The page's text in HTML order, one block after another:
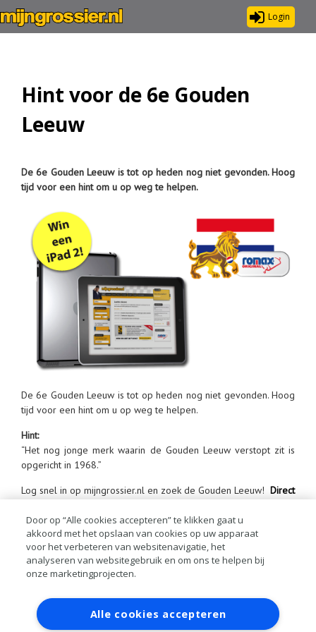
Login
Hint voor de 6e Gouden
Leeuw
De 6e Gouden Leeuw is tot op heden nog niet gevonden. Hoog
tijd voor een hint om u op weg te helpen.
De 6e Gouden Leeuw is tot op heden nog niet gevonden. Hoog
tijd voor een hint om u op weg te helpen.
Hint:
“Het nog jonge merk waarin de Gouden Leeuw verstopt zit is
opgericht in 1968.”
Log snel in op mijngrossier.nl en zoek de Gouden Leeuw! Direct
Indien de Gouden Leeuw vandaag niet gevonden wordt, volgt
morgen weer een hint. Hou mijngrossier.nl dus goed in de
gaten.
Team mijngrossier.nl
Contact Account aanvragen
Inloggen
RAI bestanden
Privacy
Algemene
Door op “Alle cookies accepteren” te klikken gaat u
akkoord met het opslaan van cookies op uw apparaat
voor het verbeteren van websitenavigatie, het
analyseren van websitegebruik en om ons te helpen bij
onze marketingprojecten.
Alle cookies accepteren